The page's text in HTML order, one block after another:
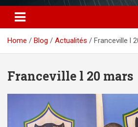
Home Blog Actualités Franceville l
Franceville l 20 mars